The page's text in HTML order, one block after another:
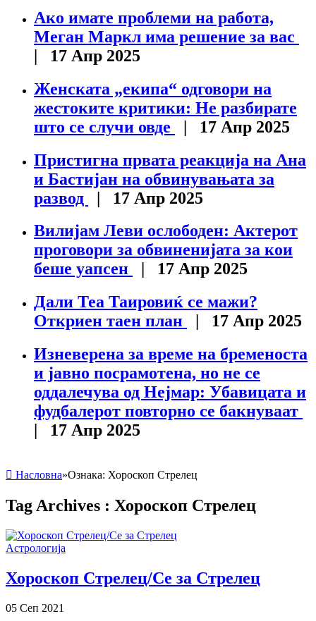
Ако имате проблеми на работа,
Меган Маркл има решение за вас
| 17 Апр 2025
Женската „екипа“ одговори на
жестоките критики: Не разбирате
што се случи овде
| 17 Апр 2025
Пристигна првата реакција на Ана
и Бастијан на обвинувањата за
развод
| 17 Апр 2025
Вилијам Леви ослободен: Актерот
проговори за обвиненијата за кои
беше уапсен
| 17 Апр 2025
Дали Теа Таировиќ се мажи?
Откриен таен план
| 17 Апр 2025
Изневерена за време на бременоста
и јавно посрамотена, но не се
оддалечува од Нејмар: Убавицата и
фудбалерот повторно се бакнуваат
| 17 Апр 2025
Насловна»Ознака: Хороскоп Стрелец
Tag Archives : Хороскоп Стрелец
Астрологија
Хороскоп Стрелец/Се за Стрелец
05 Сеп 2021